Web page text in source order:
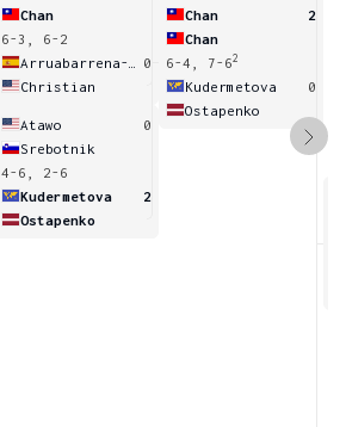
Chan
6-3, 6-2
0
Christian
Atawo
0
Srebotnik
4-6, 2-6
Kudermetova
2
Ostapenko
Chan
2
Chan
6-4, 7-62
Kudermetova
0
Ostapenko